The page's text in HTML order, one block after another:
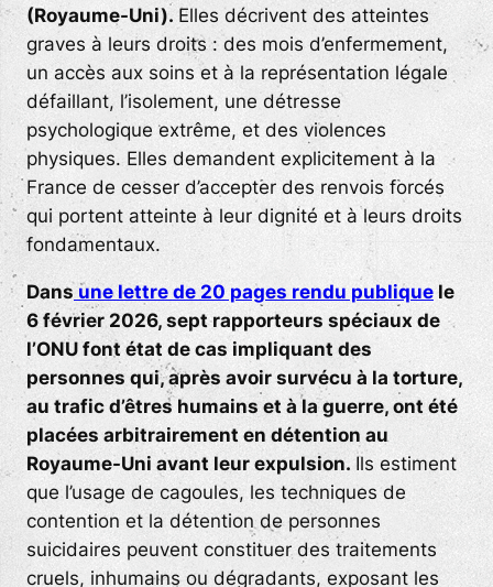
(Royaume-Uni). Elles décrivent des atteintes
graves à leurs droits : des mois d’enfermement,
un accès aux soins et à la représentation légale
défaillant, l’isolement, une détresse
psychologique extrême, et des violences
physiques. Elles demandent explicitement à la
France de cesser d’accepter des renvois forcés
qui portent atteinte à leur dignité et à leurs droits
fondamentaux.
Dans une lettre de 20 pages rendu publique le
6 février 2026, sept rapporteurs spéciaux de
l’ONU font état de cas impliquant des
personnes qui, après avoir survécu à la torture,
au trafic d’êtres humains et à la guerre, ont été
placées arbitrairement en détention au
Royaume-Uni avant leur expulsion.Ils estiment
que l’usage de cagoules, les techniques de
contention et la détention de personnes
suicidaires peuvent constituer des traitements
cruels, inhumains ou dégradants, exposant les